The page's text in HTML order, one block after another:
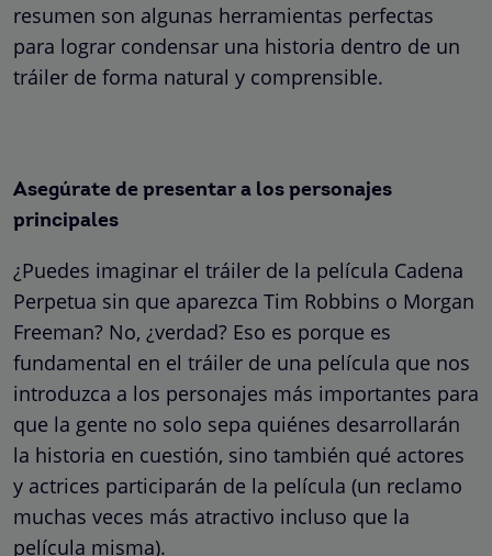
resumen son algunas herramientas perfectas
para lograr condensar una historia dentro de un
tráiler de forma natural y comprensible.
Asegúrate de presentar a los personajes
principales
¿Puedes imaginar el tráiler de la película Cadena
Perpetua sin que aparezca Tim Robbins o Morgan
Freeman? No, ¿verdad? Eso es porque es
fundamental en el tráiler de una película que nos
introduzca a los personajes más importantes para
que la gente no solo sepa quiénes desarrollarán
la historia en cuestión, sino también qué actores
y actrices participarán de la película (un reclamo
muchas veces más atractivo incluso que la
película misma).